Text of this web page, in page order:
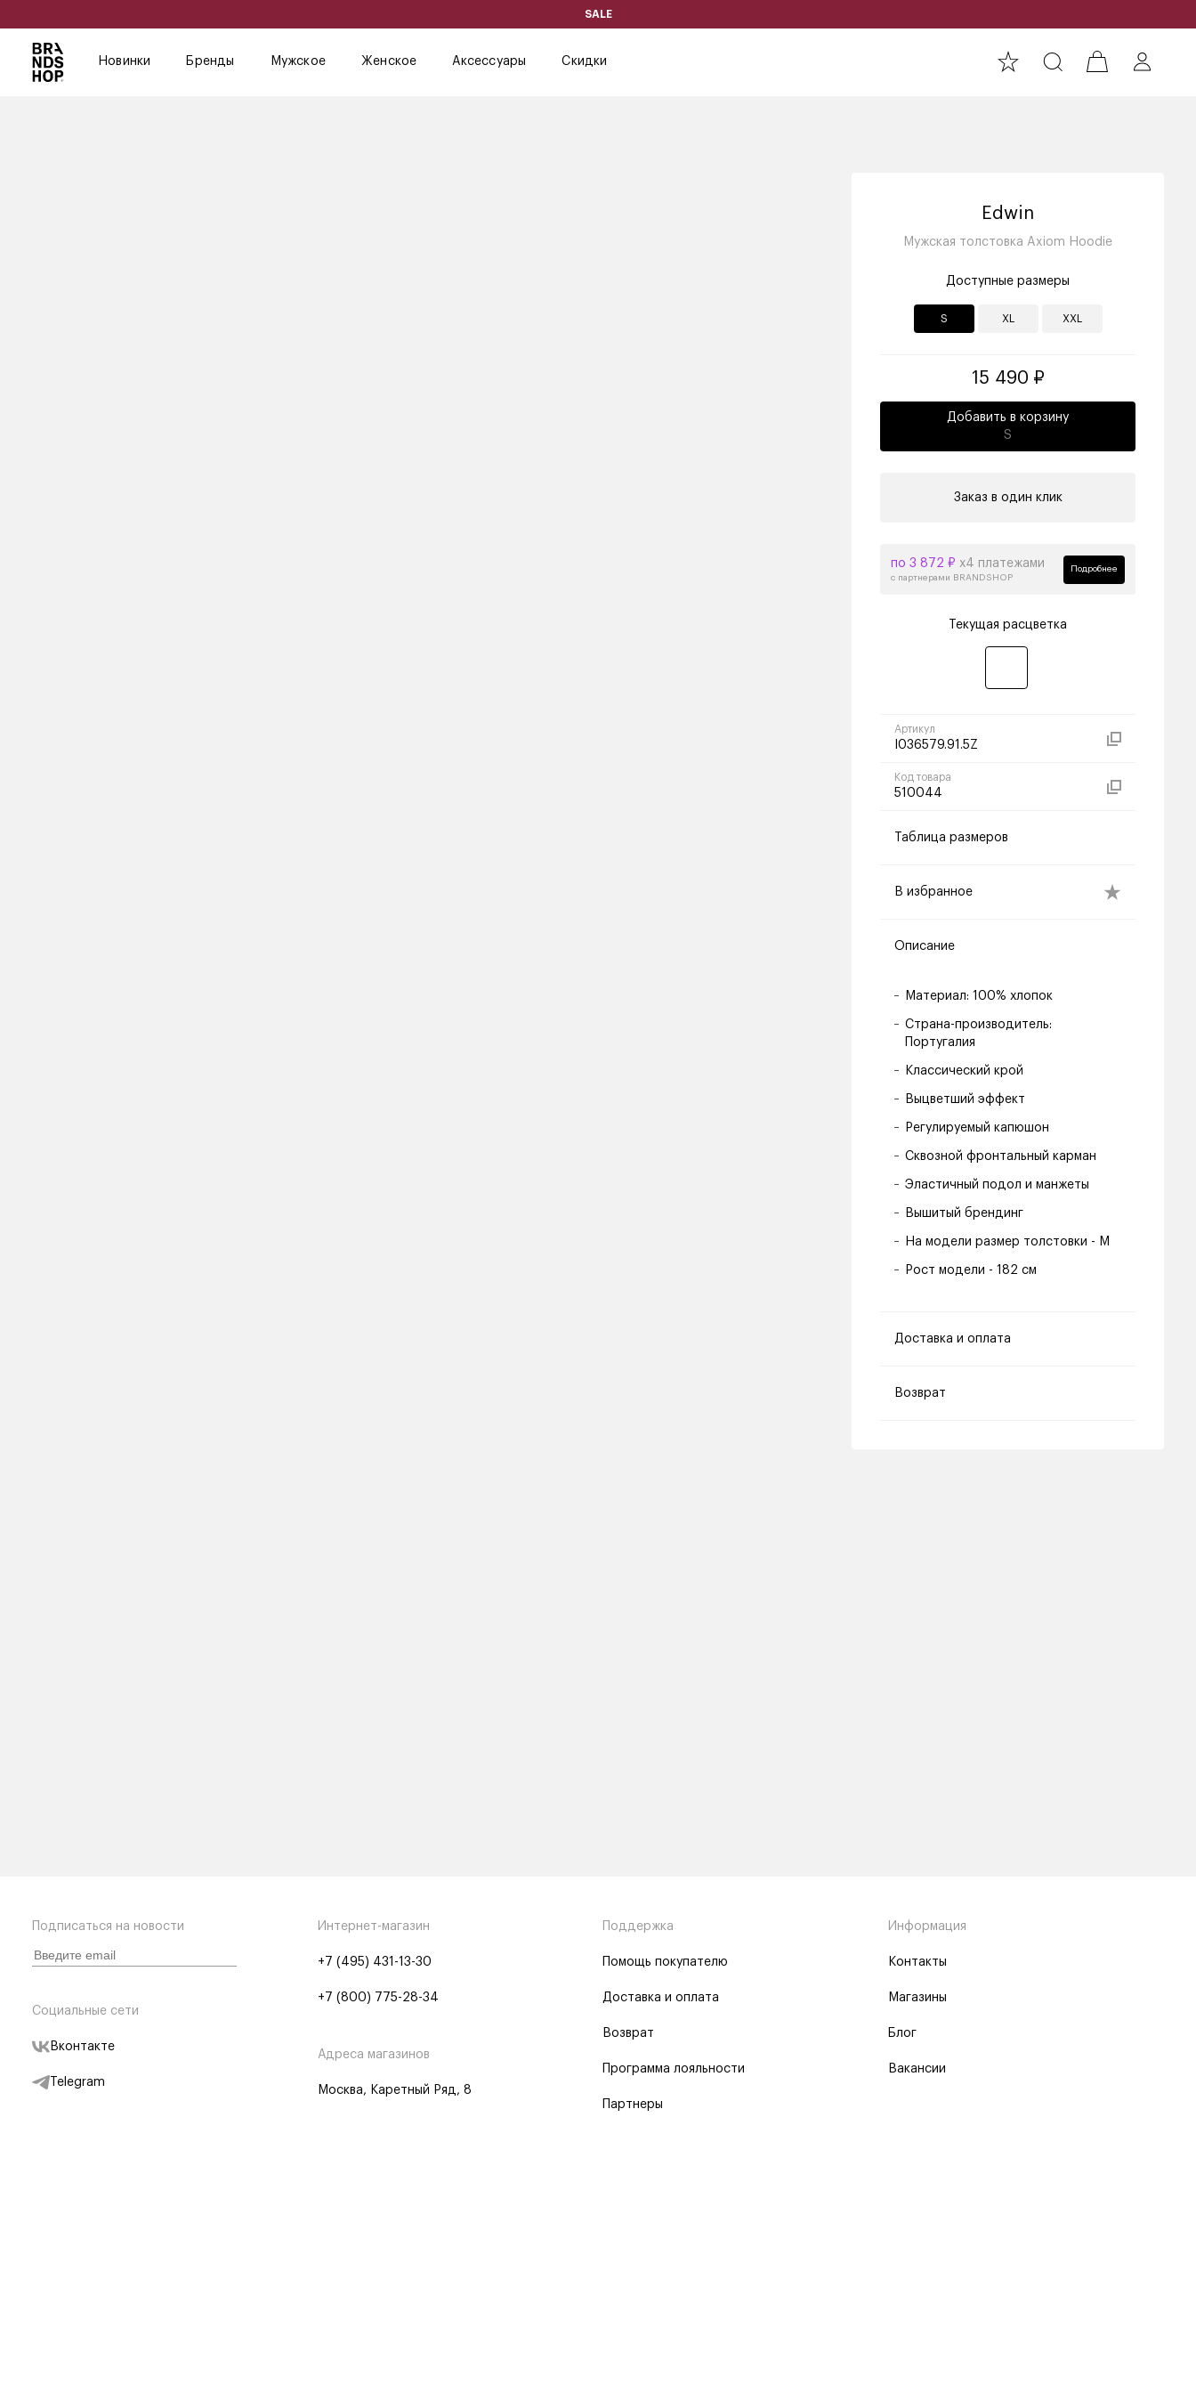
SALE
Новинки Бренды Мужское Женское Аксессуары Скидки
Edwin
Мужская толстовка Axiom Hoodie
Доступные размеры
S XL XXL
15 490 ₽
Добавить в корзину
S
Заказ в один клик
по 3 872 ₽ х4 платежами
с партнерами BRANDSHOP
Подробнее
Текущая расцветка
Артикул
I036579.91.5Z
Код товара
510044
Таблица размеров
В избранное
Описание
Материал: 100% хлопок
Страна-производитель:
Португалия
Классический крой
Выцветший эффект
Регулируемый капюшон
Сквозной фронтальный карман
Эластичный подол и манжеты
Вышитый брендинг
На модели размер толстовки - M
Рост модели - 182 см
Доставка и оплата
Возврат
Подписаться на новости
Социальные сети
Вконтакте
Telegram
Интернет-магазин
+7 (495) 431-13-30
+7 (800) 775-28-34
Адреса магазинов
Москва, Каретный Ряд, 8
Поддержка
Помощь покупателю
Доставка и оплата
Возврат
Программа лояльности
Партнеры
Информация
Контакты
Магазины
Блог
Вакансии